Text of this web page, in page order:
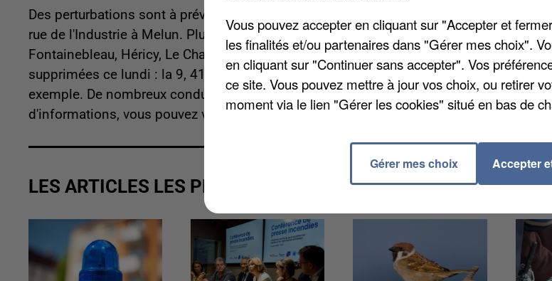
Des perturbations sont à prévoir ce lundi. C'est le cas de la ligne 46 entre la Gare de
rue de l'Industrie à Melun. Plus largement, les lignes de villes d'Avon, Bois-le-Roi,
Fontainebleau, Héricy, Le Chatelet, Samoreau, et Vulaines sont impactées. Plusieurs
supprimées ce lundi : la 9, 41, 42, 43, tout comme le transport à la demande de Bois-
exemple. De nombreux conducteurs dénoncent des horaires non payés, notamment.
d'informations, vous pouvez vous rendre sur le site
www.transdev-idf.fr.
LES ARTICLES LES PLUS VUS
Vous pouvez accepter en cliquant sur "Accepter et
les finalités et/ou partenaires dans "Gérer mes choix".
en cliquant sur "Continuer sans accepter". Vos
ce site. Vous pouvez mettre à jour vos choix, ou retirer
moment via le lien "Gérer les cookies" situé en bas de
Gérer mes choix Accepter